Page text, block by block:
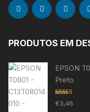
PRODUTOS EM
EPSON
Preto
Avaliação
5.00 de 5
€3,46